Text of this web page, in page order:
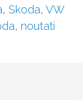
, Skoda, VW
, noutati